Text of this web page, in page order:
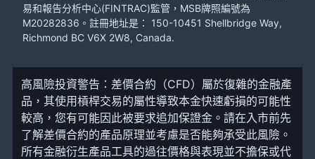
易和報告分析中心(FINTRAC)監管，MSB牌照編號為
M20282836。註冊地址是： 150-10451 Shellbridge Way,
Richmond BC V6X 2W8, Canada.
高風險投資警告：差價合約（CFD）屬於復雜的金融產
品，其使用槓桿交易的屬性導致本金快速虧損的可能性
較高，您有可能因此被要求追加保證金。請在入市前先
了解差價合約的產品原理並考慮是否能夠承受此風險。
所有金融衍生產品工具的過往價格與表現並不擔保或代